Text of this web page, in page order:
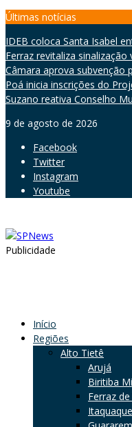
Skip
content
Últimas notícias
IDEB coloca Santa Isabel
Ferraz revitaliza
Câmara aprova subvenção
Poá inicia inscrições do
Suzano reativa Conselho
9 de agosto de 2026
Facebook
Twitter
Instagram
Youtube
Publicidade
Início
Regiões
Alto Tietê
Arujá
Biritiba
Ferraz